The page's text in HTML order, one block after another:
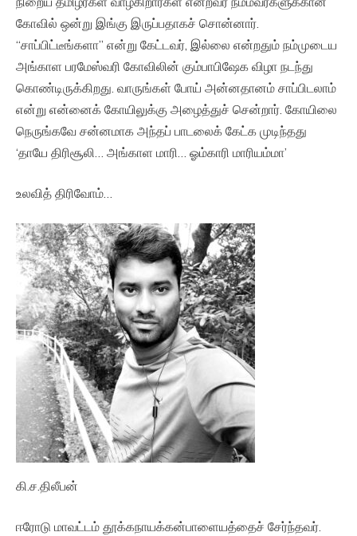
கோவில் ஒன்று இங்கு இருப்பதாகச் சொன்னார்.
“சாப்பிட்டீங்களா” என்று கேட்டவர், இல்லை என்றதும் நம்முடைய
அங்காள பரமேஸ்வரி கோவிலின் கும்பாபிஷேக விழா நடந்து
கொண்டிருக்கிறது. வாருங்கள் போய் அன்னதானம் சாப்பிடலாம்
என்று என்னைக் கோயிலுக்கு அழைத்துச் சென்றார். கோயிலை
நெருங்கவே சன்னமாக அந்தப் பாடலைக் கேட்க முடிந்தது
‘தாயே திரிசூலி… அங்காள மாரி… ஓம்காரி மாரியம்மா’
உலவித் திரிவோம்…
கி.ச.திலீபன்
ஈரோடு மாவட்டம் தூக்கநாயக்கன்பாளையத்தைச் சேர்ந்தவர்.